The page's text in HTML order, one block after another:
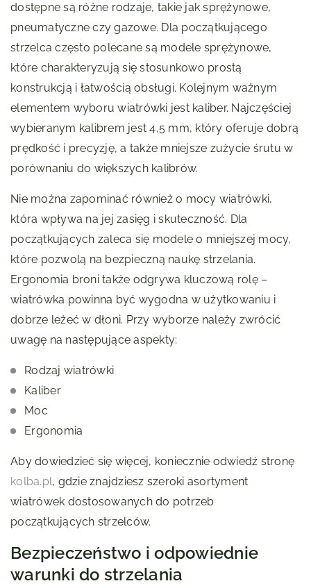
dostępne są różne rodzaje, takie jak sprężynowe,
pneumatyczne czy gazowe. Dla początkującego
strzelca często polecane są modele sprężynowe,
które charakteryzują się stosunkowo prostą
konstrukcją i łatwością obsługi. Kolejnym ważnym
elementem wyboru wiatrówki jest kaliber. Najczęściej
wybieranym kalibrem jest 4,5 mm, który oferuje dobrą
prędkość i precyzję, a także mniejsze zużycie śrutu w
porównaniu do większych kalibrów.
Nie można zapominać również o mocy wiatrówki,
która wpływa na jej zasięg i skuteczność. Dla
początkujących zaleca się modele o mniejszej mocy,
które pozwolą na bezpieczną naukę strzelania.
Ergonomia broni także odgrywa kluczową rolę –
wiatrówka powinna być wygodna w użytkowaniu i
dobrze leżeć w dłoni. Przy wyborze należy zwrócić
uwagę na następujące aspekty:
Rodzaj wiatrówki
Kaliber
Moc
Ergonomia
Aby dowiedzieć się więcej, koniecznie odwiedź stronę
kolba.pl, gdzie znajdziesz szeroki asortyment
wiatrówek dostosowanych do potrzeb
początkujących strzelców.
Bezpieczeństwo i odpowiednie
warunki do strzelania